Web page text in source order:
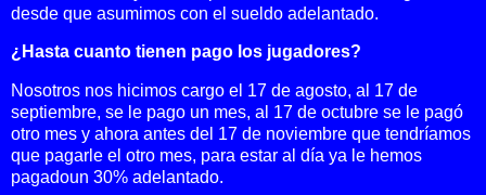
desde que asumimos con el sueldo adelantado.
¿Hasta cuanto tienen pago los jugadores?
Nosotros nos hicimos cargo el 17 de agosto, al 17 de
septiembre, se le pago un mes, al 17 de octubre se le pagó
otro mes y ahora antes del 17 de noviembre que tendríamos
que pagarle el otro mes, para estar al día ya le hemos
pagadoun 30% adelantado.